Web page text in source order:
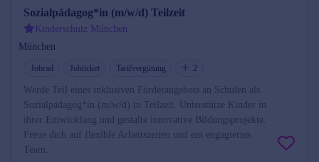
Sozialpädagog*in (m/w/d) Teilzeit
Kinderschutz München
München
Jobrad Jobticket Tarifvergütung 2
Werde Teil eines inklusiven Förderangebots an Schulen als
Sozialpädagog*in (m/w/d) in Teilzeit. Unterstütze Kinder in
ihrer Entwicklung und gestalte innovative Bildungsprojekte.
Freue dich auf flexible Arbeitszeiten und ein engagiertes
Team.